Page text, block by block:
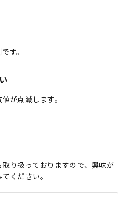
す。
が点滅します。
り扱っておりますので、興味が
ください。